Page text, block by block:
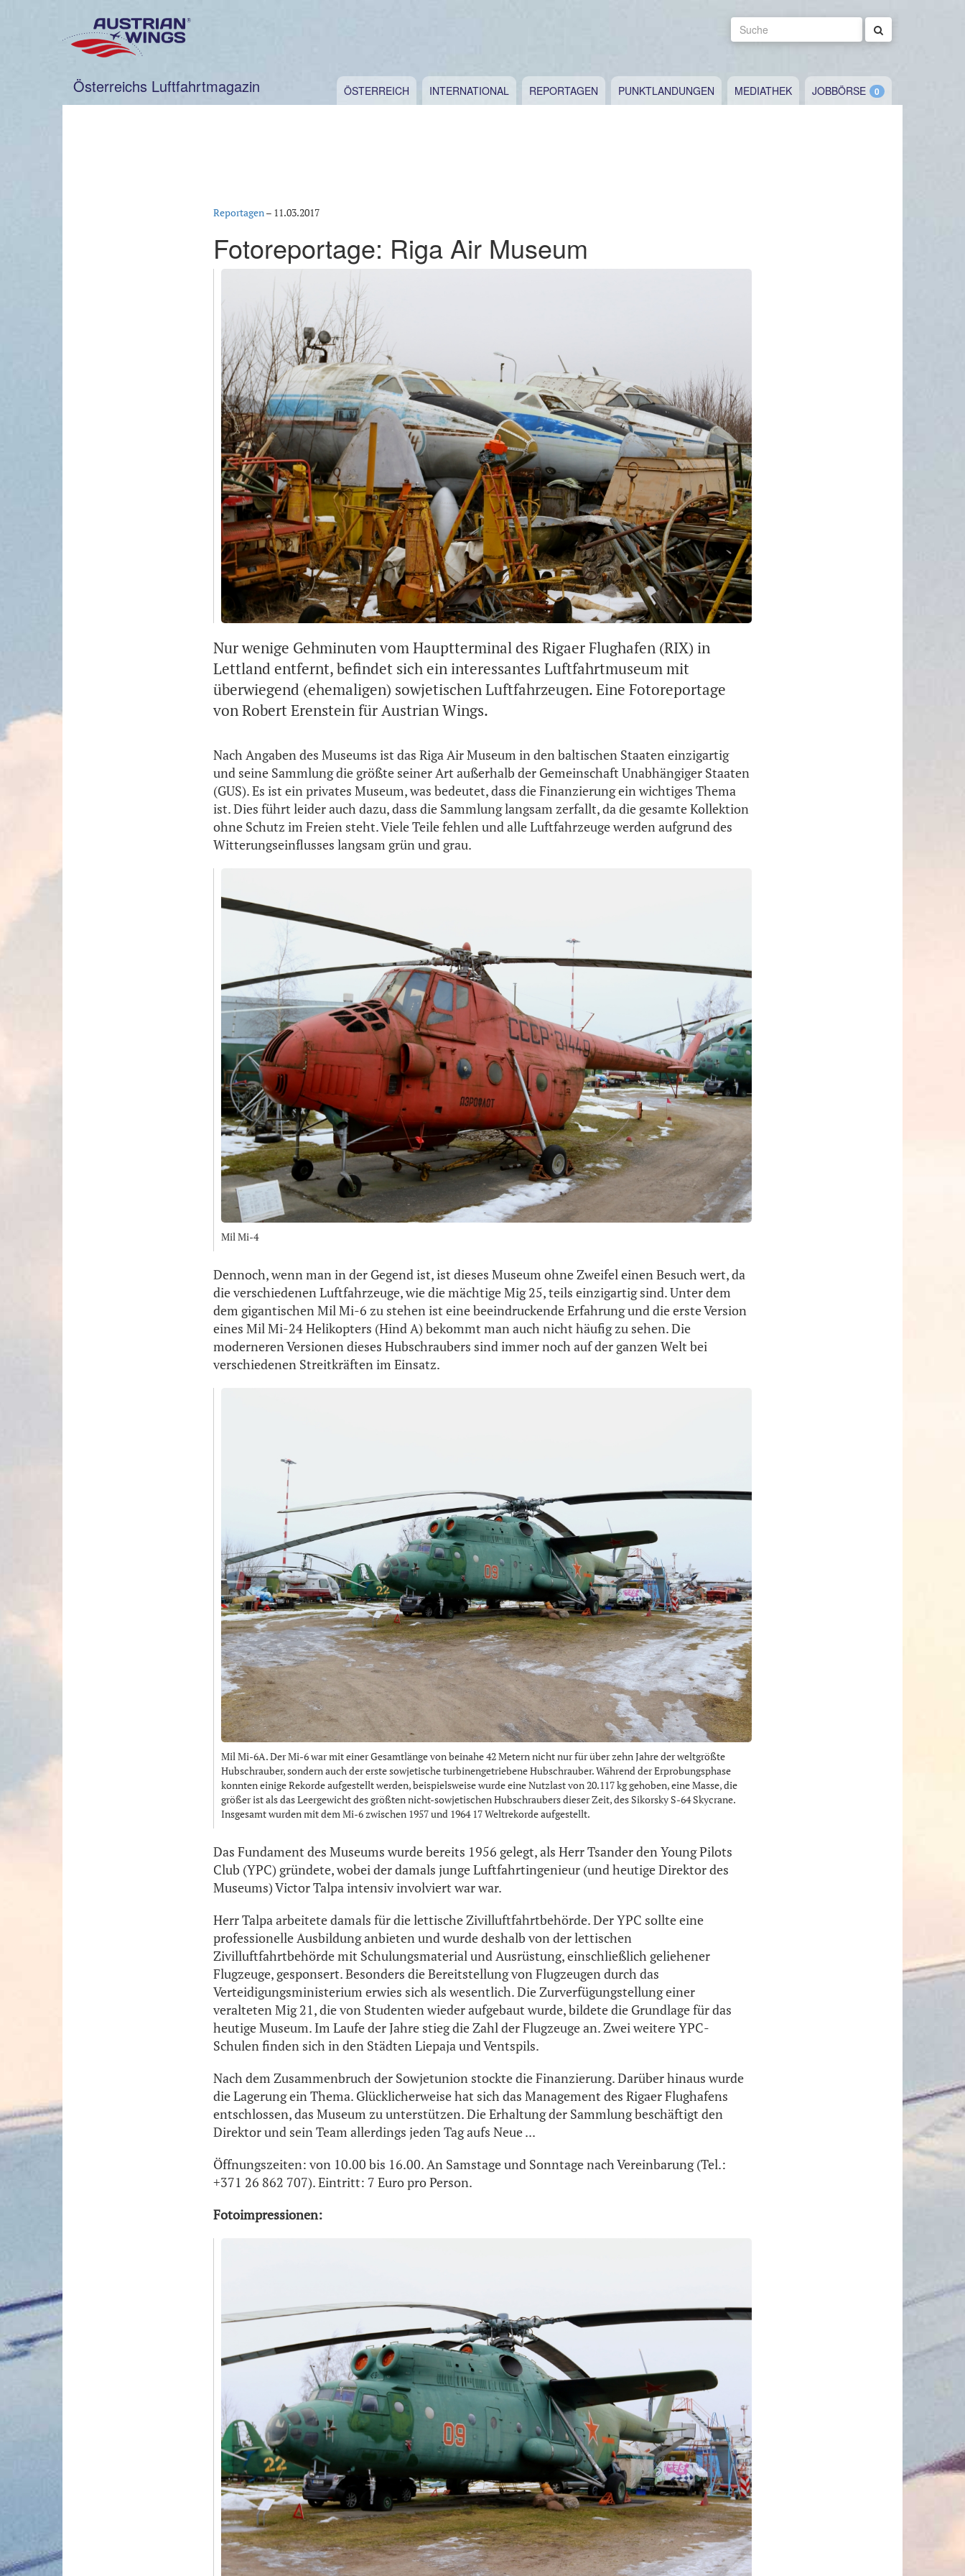
Suche
Österreichs Luftfahrtmagazin ÖSTERREICH INTERNATIONAL REPORTAGEN PUNKTLANDUNGEN MEDIATHEK JOBBÖRSE
Reportagen– 11.03.2017
Fotoreportage: Riga Air Museum
Nur wenige Gehminuten vom Hauptterminal des Rigaer Flughafen (RIX) in
Lettland entfernt, befindet sich ein interessantes Luftfahrtmuseum mit
überwiegend (ehemaligen) sowjetischen Luftfahrzeugen. Eine Fotoreportage
von Robert Erenstein für Austrian Wings.
Nach Angaben des Museums ist das Riga Air Museum in den baltischen Staaten einzigartig
und seine Sammlung die größte seiner Art außerhalb der Gemeinschaft Unabhängiger Staaten
(GUS). Es ist ein privates Museum, was bedeutet, dass die Finanzierung ein wichtiges Thema
ist. Dies führt leider auch dazu, dass die Sammlung langsam zerfallt, da die gesamte Kollektion
ohne Schutz im Freien steht. Viele Teile fehlen und alle Luftfahrzeuge werden aufgrund des
Witterungseinflusses langsam grün und grau.
Mil Mi-4
Dennoch, wenn man in der Gegend ist, ist dieses Museum ohne Zweifel einen Besuch wert, da
die verschiedenen Luftfahrzeuge, wie die mächtige Mig 25, teils einzigartig sind. Unter dem
dem gigantischen Mil Mi-6 zu stehen ist eine beeindruckende Erfahrung und die erste Version
eines Mil Mi-24 Helikopters (Hind A) bekommt man auch nicht häufig zu sehen. Die
moderneren Versionen dieses Hubschraubers sind immer noch auf der ganzen Welt bei
verschiedenen Streitkräften im Einsatz.
Mil Mi-6A. Der Mi-6 war mit einer Gesamtlänge von beinahe 42 Metern nicht nur für über zehn Jahre der weltgrößte
Hubschrauber, sondern auch der erste sowjetische turbinengetriebene Hubschrauber. Während der Erprobungsphase
konnten einige Rekorde aufgestellt werden, beispielsweise wurde eine Nutzlast von 20.117 kg gehoben, eine Masse, die
größer ist als das Leergewicht des größten nicht-sowjetischen Hubschraubers dieser Zeit, des Sikorsky S-64 Skycrane.
Insgesamt wurden mit dem Mi-6 zwischen 1957 und 1964 17 Weltrekorde aufgestellt.
Das Fundament des Museums wurde bereits 1956 gelegt, als Herr Tsander den Young Pilots
Club (YPC) gründete, wobei der damals junge Luftfahrtingenieur (und heutige Direktor des
Museums) Victor Talpa intensiv involviert war war.
Herr Talpa arbeitete damals für die lettische Zivilluftfahrtbehörde. Der YPC sollte eine
professionelle Ausbildung anbieten und wurde deshalb von der lettischen
Zivilluftfahrtbehörde mit Schulungsmaterial und Ausrüstung, einschließlich geliehener
Flugzeuge, gesponsert. Besonders die Bereitstellung von Flugzeugen durch das
Verteidigungsministerium erwies sich als wesentlich. Die Zurverfügungstellung einer
veralteten Mig 21, die von Studenten wieder aufgebaut wurde, bildete die Grundlage für das
heutige Museum. Im Laufe der Jahre stieg die Zahl der Flugzeuge an. Zwei weitere YPC-
Schulen finden sich in den Städten Liepaja und Ventspils.
Nach dem Zusammenbruch der Sowjetunion stockte die Finanzierung. Darüber hinaus wurde
die Lagerung ein Thema. Glücklicherweise hat sich das Management des Rigaer Flughafens
entschlossen, das Museum zu unterstützen. Die Erhaltung der Sammlung beschäftigt den
Direktor und sein Team allerdings jeden Tag aufs Neue ...
Öffnungszeiten: von 10.00 bis 16.00. An Samstage und Sonntage nach Vereinbarung (Tel.:
+371 26 862 707). Eintritt: 7 Euro pro Person.
Fotoimpressionen: